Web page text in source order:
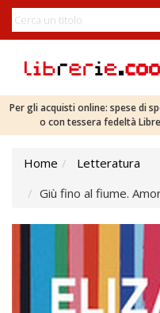
Per gli acquisti online: spese di
o con tessera fedeltà
Home
Letteratura
Giù fino al fiume.